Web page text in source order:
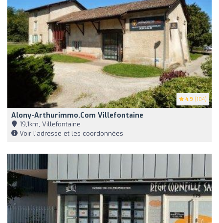
4.9 (104)
Alony-Arthurimmo.com Villefontaine
19,1km, Villefontaine
Voir l'adresse et les coordonnées